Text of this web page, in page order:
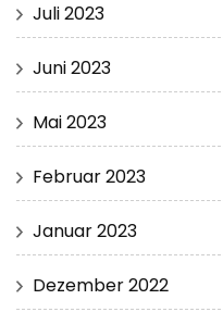
Juli 2023
Juni 2023
Mai 2023
Februar 2023
Januar 2023
Dezember 2022